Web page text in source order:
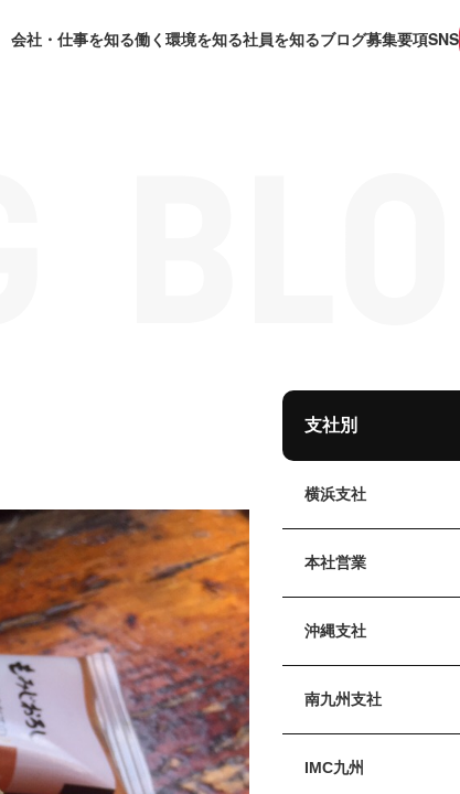
会社・仕事を知る働く環境を知る社員を知るブログ募集要項SNS
支社別
横浜支社
本社営業
沖縄支社
南九州支社
IMC九州